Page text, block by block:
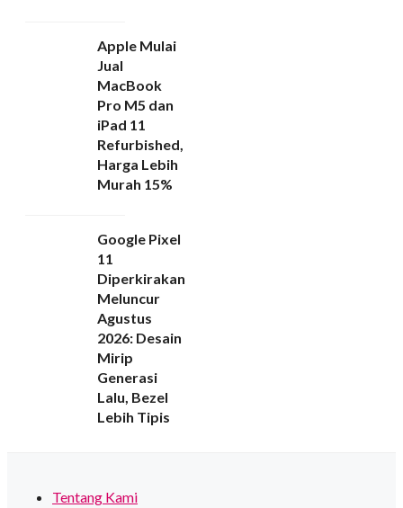
Apple Mulai
Jual
MacBook
Pro M5 dan
iPad 11
Refurbished,
Harga Lebih
Murah 15%
Google Pixel
11
Diperkirakan
Meluncur
Agustus
2026: Desain
Mirip
Generasi
Lalu, Bezel
Lebih Tipis
Tentang Kami